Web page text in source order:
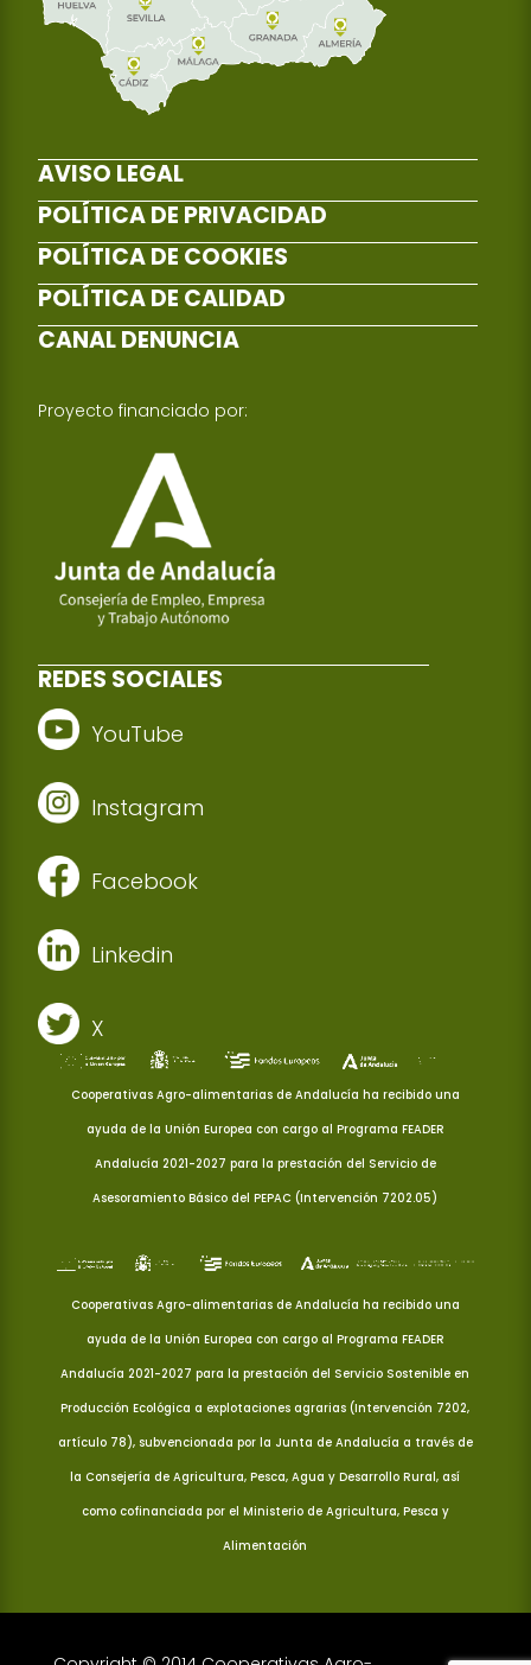
AVISO LEGAL
POLÍTICA DE PRIVACIDAD
POLÍTICA DE COOKIES
POLÍTICA DE CALIDAD
CANAL DENUNCIA
Proyecto financiado por:
REDES SOCIALES
YouTube
Instagram
Facebook
Linkedin
X
Cooperativas Agro-alimentarias de Andalucía ha recibido una
ayuda de la Unión Europea con cargo al Programa FEADER
Andalucía 2021-2027 para la prestación del Servicio de
Asesoramiento Básico del PEPAC (Intervención 7202.05)
Cooperativas Agro-alimentarias de Andalucía ha recibido una
ayuda de la Unión Europea con cargo al Programa FEADER
Andalucía 2021-2027 para la prestación del Servicio Sostenible en
Producción Ecológica a explotaciones agrarias (Intervención 7202,
artículo 78), subvencionada por la Junta de Andalucía a través de
la Consejería de Agricultura, Pesca, Agua y Desarrollo Rural, así
como cofinanciada por el Ministerio de Agricultura, Pesca y
Alimentación